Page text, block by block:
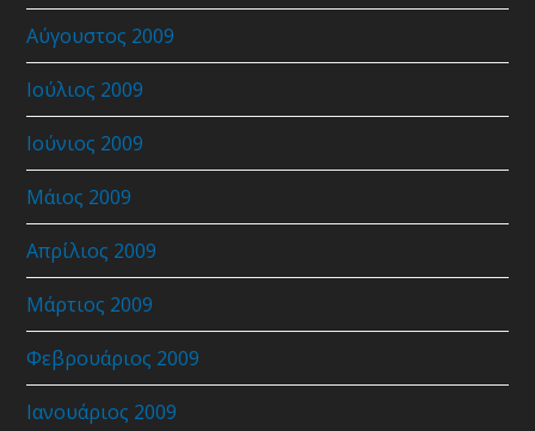
Αύγουστος 2009
Ιούλιος 2009
Ιούνιος 2009
Μάιος 2009
Απρίλιος 2009
Μάρτιος 2009
Φεβρουάριος 2009
Ιανουάριος 2009